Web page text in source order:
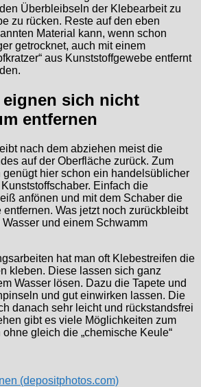
Überbleibseln der Klebearbeit zu
zu rücken. Reste auf den eben
Material kann, wenn schon
getrocknet, auch mit einem
aus Kunststoffgewebe entfernt
eignen sich nicht
entfernen
nach dem abziehen meist die
auf der Oberfläche zurück. Zum
genügt hier schon ein handelsüblicher
Einfach die
anfönen und mit dem Schaber die
Was jetzt noch zurückbleibt
und einem Schwamm
hat man oft Klebestreifen die
kleben. Diese lassen sich ganz
Wasser lösen. Dazu die Tapete und
und gut einwirken lassen. Die
danach sehr leicht und rückstandsfrei
gibt es viele Möglichkeiten zum
gleich die „chemische Keule“